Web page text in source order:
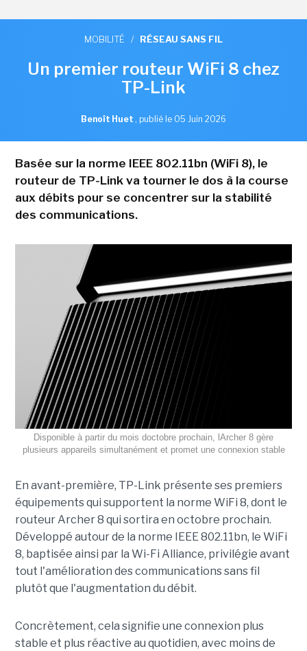
MOBILITÉ / RÉSEAU SANS FIL
Un premier routeur WiFi 8 chez
TP-Link
Benoît Huet , publié le 05 Juin 2026
Basée sur la norme IEEE 802.11bn (WiFi 8), le
routeur de TP-Link va tourner le dos à la course
aux débits pour se concentrer sur la stabilité
des communications.
Disponible à partir du mois doctobre prochain, lArcher 8 gère
plusieurs appareils simultanément et promet une connexion stable
En avant-première, TP-Link présente ses premiers
équipements qui supportent la norme WiFi 8, dont le
routeur Archer 8 qui sortira en octobre prochain.
Développé autour de la norme IEEE 802.11bn, le WiFi
8, baptisée ainsi par la Wi-Fi Alliance, privilégie avant
tout l'amélioration des communications sans fil
plutôt que l'augmentation du débit.
Concrètement, cela signifie une connexion plus
stable et plus réactive au quotidien, avec moins de